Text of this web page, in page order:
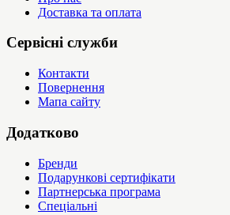
Доставка та оплата
Сервісні служби
Контакти
Повернення
Мапа сайту
Додатково
Бренди
Подарункові сертифікати
Партнерська програма
Спеціальні